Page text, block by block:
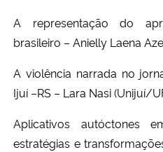
Secretaria de Governo
Advocacia-Geral da União
Banco Central do Brasil
A representação do
brasileiro – Anielly Laena
A violência narrada no
Ijuí –RS – Lara Nasi (Unijuí/
Aplicativos autóctones
estratégias e